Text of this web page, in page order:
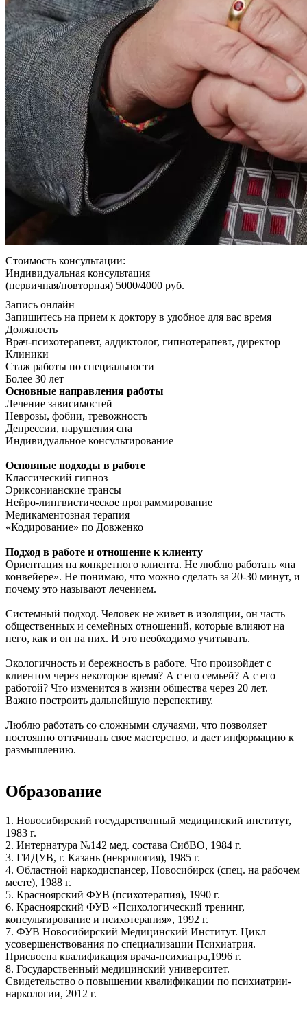
Стоимость консультации:
Индивидуальная консультация
(первичная/повторная) 5000/4000 руб.
Запись онлайн
Запишитесь на прием к доктору в удобное для вас время
Должность
Врач-психотерапевт, аддиктолог, гипнотерапевт, директор
Клиники
Стаж работы по специальности
Более 30 лет
Основные направления работы
Лечение зависимостей
Неврозы, фобии, тревожность
Депрессии, нарушения сна
Индивидуальное консультирование
Основные подходы в работе
Классический гипноз
Эриксонианские трансы
Нейро-лингвистическое программирование
Медикаментозная терапия
«Кодирование» по Довженко
Подход в работе и отношение к клиенту
Ориентация на конкретного клиента. Не люблю работать «на
конвейере». Не понимаю, что можно сделать за 20-30 минут, и
почему это называют лечением.
Системный подход. Человек не живет в изоляции, он часть
общественных и семейных отношений, которые влияют на
него, как и он на них. И это необходимо учитывать.
Экологичность и бережность в работе. Что произойдет с
клиентом через некоторое время? А с его семьей? А с его
работой? Что изменится в жизни общества через 20 лет.
Важно построить дальнейшую перспективу.
Люблю работать со сложными случаями, что позволяет
постоянно оттачивать свое мастерство, и дает информацию к
размышлению.
Образование
1. Новосибирский государственный медицинский институт,
1983 г.
2. Интернатура №142 мед. состава СибВО, 1984 г.
3. ГИДУВ, г. Казань (неврология), 1985 г.
4. Областной наркодиспансер, Новосибирск (спец. на рабочем
месте), 1988 г.
5. Красноярский ФУВ (психотерапия), 1990 г.
6. Красноярский ФУВ «Психологический тренинг,
консультирование и психотерапия», 1992 г.
7. ФУВ Новосибирский Медицинский Институт. Цикл
усовершенствования по специализации Психиатрия.
Присвоена квалификация врача-психиатра,1996 г.
8. Государственный медицинский университет.
Свидетельство о повышении квалификации по психиатрии-
наркологии, 2012 г.